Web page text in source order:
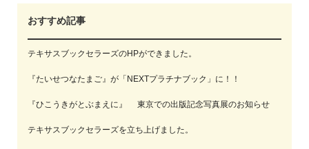
おすすめ記事
テキサスブックセラーズのHPができました。
『たいせつなたまご』が「NEXTプラチナブック」に！！
『ひこうきがとぶまえに』 東京での出版記念写真展のお知らせ
テキサスブックセラーズを立ち上げました。